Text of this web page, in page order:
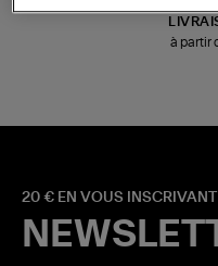
à partir
20 € EN VOUS INSCRIVANT